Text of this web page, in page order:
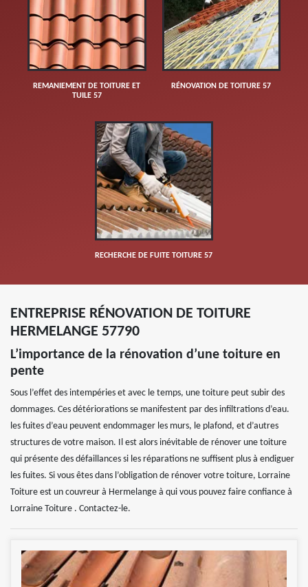
REMANIEMENT DE TOITURE ET
TUILE 57
RÉNOVATION DE TOITURE 57
RECHERCHE DE FUITE TOITURE 57
ENTREPRISE RÉNOVATION DE TOITURE
HERMELANGE 57790
L’importance de la rénovation d’une toiture en
pente
Sous l’effet des intempéries et avec le temps, une toiture peut subir des
dommages. Ces détériorations se manifestent par des infiltrations d’eau.
les fuites d’eau peuvent endommager les murs, le plafond, et d’autres
structures de votre maison. Il est alors inévitable de rénover une toiture
qui présente des défaillances si les réparations ne suffisent plus à endiguer
les fuites. Si vous êtes dans l’obligation de rénover votre toiture, Lorraine
Toiture est un couvreur à Hermelange à qui vous pouvez faire confiance à
Lorraine Toiture . Contactez-le.